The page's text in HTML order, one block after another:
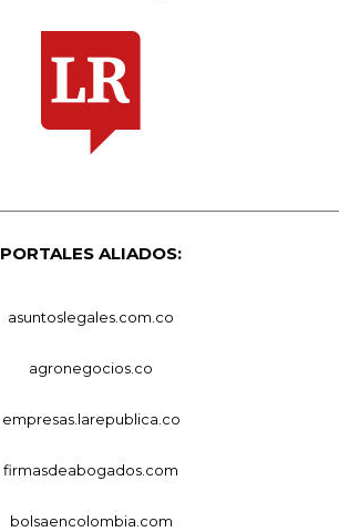
PORTALES ALIADOS:
asuntoslegales.com.co
agronegocios.co
empresas.larepublica.co
firmasdeabogados.com
bolsaencolombia.com